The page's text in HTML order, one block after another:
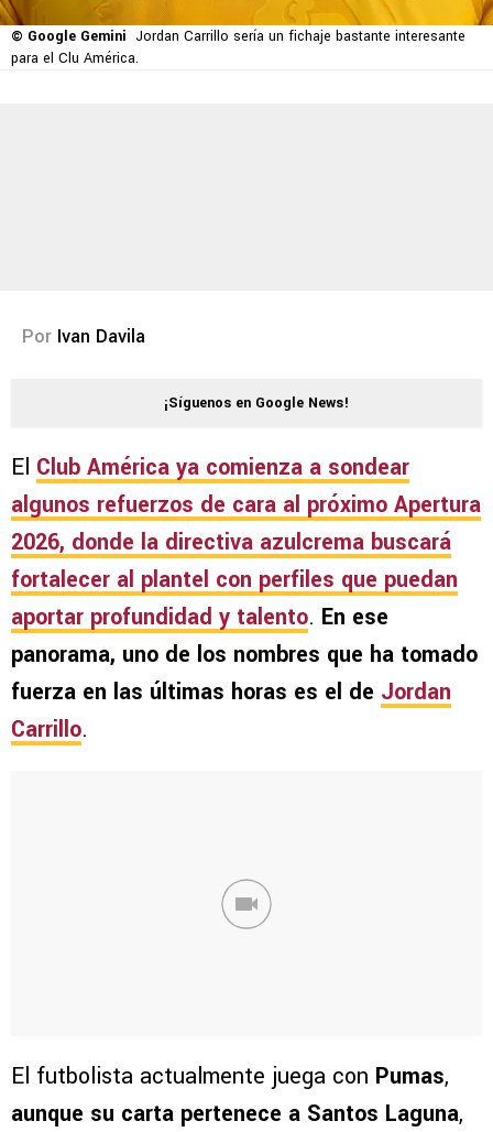
© Google Gemini Jordan Carrillo sería un fichaje bastante interesante
para el Clu América.
Por Ivan Davila
¡Síguenos en Google News!
El Club América ya comienza a sondear
algunos refuerzos de cara al próximo Apertura
2026, donde la directiva azulcrema buscará
fortalecer al plantel con perfiles que puedan
aportar profundidad y talento. En ese
panorama, uno de los nombres que ha tomado
fuerza en las últimas horas es el de Jordan
Carrillo.
El futbolista actualmente juega con Pumas,
aunque su carta pertenece a Santos Laguna,